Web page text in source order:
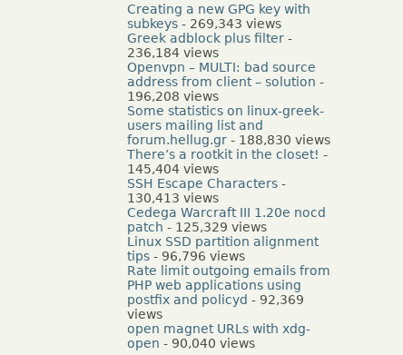
Creating a new GPG key with
subkeys- 269,343 views
Greek adblock plus filter-
236,184 views
Openvpn – MULTI: bad source
address from client – solution -
196,208 views
Some statistics on linux-greek-
users mailing list and
forum.hellug.gr- 188,830 views
There’s a rootkit in the closet! -
145,404 views
SSH Escape Characters-
130,413 views
Cedega Warcraft III 1.20e nocd
patch - 125,329 views
Linux SSD partition alignment
tips- 96,796 views
Rate limit outgoing emails from
PHP web applications using
postfix and policyd - 92,369
views
open magnet URLs with xdg-
open - 90,040 views